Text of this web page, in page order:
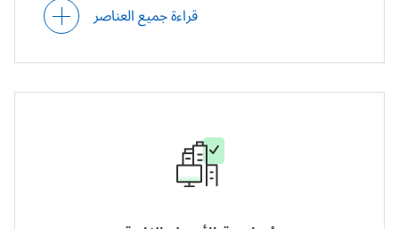
تسجيل وتتبع تكاليف السلع المُباعة في فترة
قواعد قابلة للتهيئة لإنشاء سجلات المخزون بناءً
قراءة جميع العناصر